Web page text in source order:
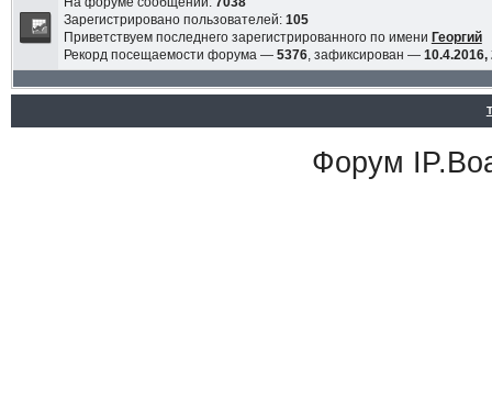
Зарегистрировано пользователей: 105
Приветствуем последнего зарегистрированного по имени Георгий
Рекорд посещаемости форума — 5376, зафиксирован — 10.4.2016,
Форум